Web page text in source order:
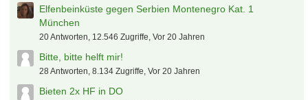
Elfenbeinküste gegen Serbien Montenegro Kat. 1
München
20 Antworten, 12.546 Zugriffe, Vor 20 Jahren
Bitte, bitte helft mir!
28 Antworten, 8.134 Zugriffe, Vor 20 Jahren
Bieten 2x HF in DO